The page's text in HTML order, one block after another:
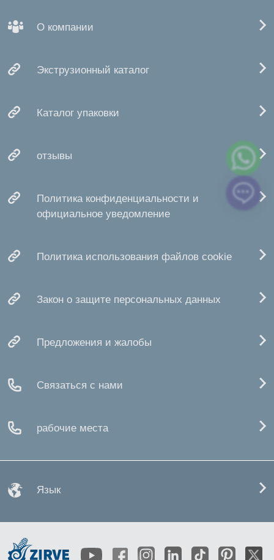
О компании
Экструзионный каталог
Каталог упаковки
отзывы
Политика конфиденциальности и
официальное уведомление
Политика использования файлов cookie
Закон о защите персональных данных
Предложения и жалобы
Связаться с нами
рабочие места
Язык